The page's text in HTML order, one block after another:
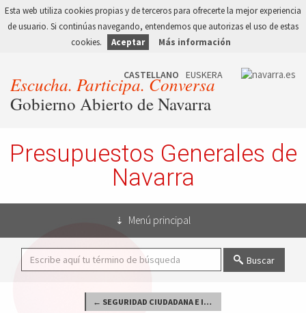
Esta web utiliza cookies propias y de terceros para ofrecerte la mejor experiencia
de usuario. Si continúas navegando, entendemos que autorizas el uso de estas
cookies.
Aceptar Más información
Escucha. Participa. Conversa
Gobierno Abierto de Navarra
Presupuestos Generales de
Navarra
Menú principal
Buscar
← SEGURIDAD CIUDADANA E INSTITUCIONES PENITENCIARIAS